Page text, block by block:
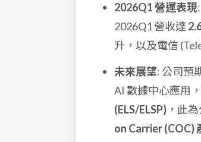
2026Q1 營運表現
2026Q1 營收達
升，以及電信
未來展望: 公司預
AI 數據中心應用
(ELS/ELSP) ，此
on Carrier (COC)